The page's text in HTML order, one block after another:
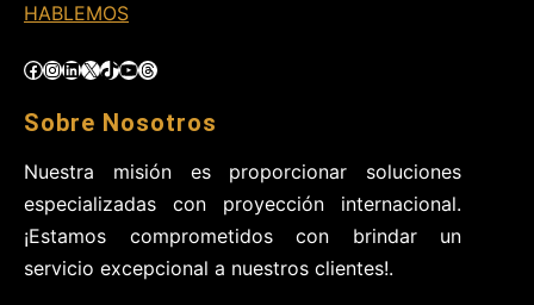
HABLEMOS
Facebook InstagramLinkedIn X TikTok YouTube Threads
Sobre Nosotros
Nuestra misión es proporcionar soluciones
especializadas con proyección internacional.
¡Estamos comprometidos con brindar un
servicio excepcional a nuestros clientes!.